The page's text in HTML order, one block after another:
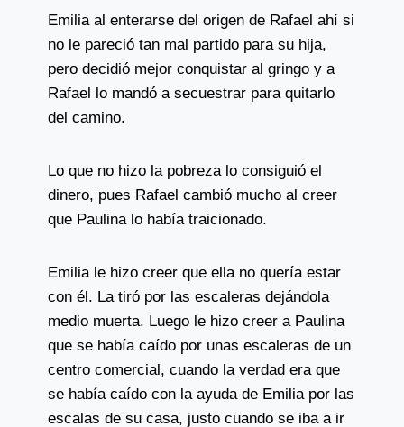
Emilia al enterarse del origen de Rafael ahí si
no le pareció tan mal partido para su hija,
pero decidió mejor conquistar al gringo y a
Rafael lo mandó a secuestrar para quitarlo
del camino.
Lo que no hizo la pobreza lo consiguió el
dinero, pues Rafael cambió mucho al creer
que Paulina lo había traicionado.
Emilia le hizo creer que ella no quería estar
con él. La tiró por las escaleras dejándola
medio muerta. Luego le hizo creer a Paulina
que se había caído por unas escaleras de un
centro comercial, cuando la verdad era que
se había caído con la ayuda de Emilia por las
escalas de su casa, justo cuando se iba a ir